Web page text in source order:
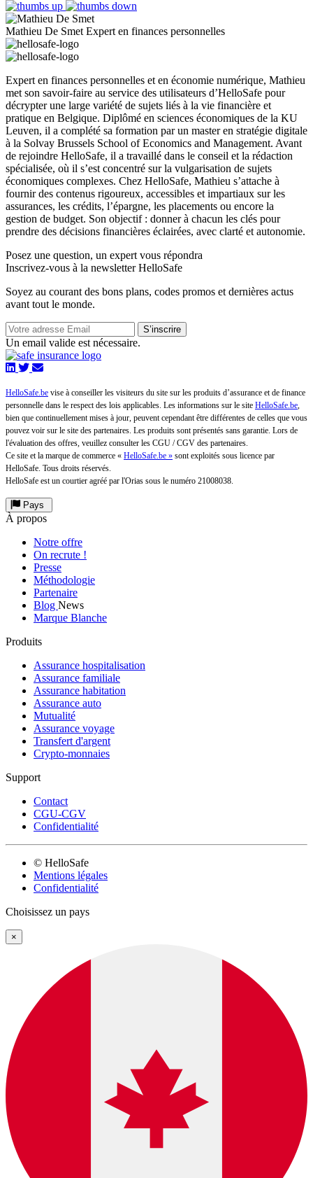
Mathieu De Smet Expert en finances personnelles
Expert en finances personnelles et en économie numérique, Mathieu
met son savoir-faire au service des utilisateurs d’HelloSafe pour
décrypter une large variété de sujets liés à la vie financière et
pratique en Belgique. Diplômé en sciences économiques de la KU
Leuven, il a complété sa formation par un master en stratégie digitale
à la Solvay Brussels School of Economics and Management. Avant
de rejoindre HelloSafe, il a travaillé dans le conseil et la rédaction
spécialisée, où il s’est concentré sur la vulgarisation de sujets
économiques complexes. Chez HelloSafe, Mathieu s’attache à
fournir des contenus rigoureux, accessibles et impartiaux sur les
assurances, les crédits, l’épargne, les placements ou encore la
gestion de budget. Son objectif : donner à chacun les clés pour
prendre des décisions financières éclairées, avec clarté et autonomie.
Posez une question, un expert vous répondra
Inscrivez-vous à la newsletter HelloSafe
Soyez au courant des bons plans, codes promos et dernières actus
avant tout le monde.
S’inscrire
Un email valide est nécessaire.
HelloSafe.be vise à conseiller les visiteurs du site sur les produits d’assurance et de finance
personnelle dans le respect des lois applicables. Les informations sur le site HelloSafe.be,
bien que continuellement mises à jour, peuvent cependant être différentes de celles que vous
pouvez voir sur le site des partenaires. Les produits sont présentés sans garantie. Lors de
l'évaluation des offres, veuillez consulter les CGU / CGV des partenaires.
Ce site et la marque de commerce « HelloSafe.be » sont exploités sous licence par
HelloSafe. Tous droits réservés.
HelloSafe est un courtier agréé par l'Orias sous le numéro 21008038.
Pays
À propos
Notre offre
On recrute !
Presse
Méthodologie
Partenaire
Blog News
Marque Blanche
Produits
Assurance hospitalisation
Assurance familiale
Assurance habitation
Assurance auto
Mutualité
Assurance voyage
Transfert d'argent
Crypto-monnaies
Support
Contact
CGU-CGV
Confidentialité
© HelloSafe
Mentions légales
Confidentialité
Choisissez un pays
×